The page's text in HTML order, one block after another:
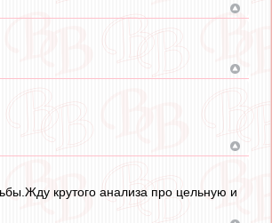
крутого анализа про цельную и